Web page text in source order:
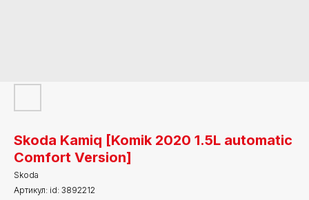
Skoda Kamiq [Komik 2020 1.5L automatic
Comfort Version]
Skoda
Артикул: id: 3892212